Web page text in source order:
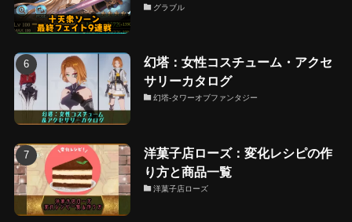
グラブル
幻塔：女性コスチューム・アクセ
サリーカタログ
幻塔-タワーオブファンタジー
洋菓子店ローズ：変化レシピの作
り方と商品一覧
洋菓子店ローズ